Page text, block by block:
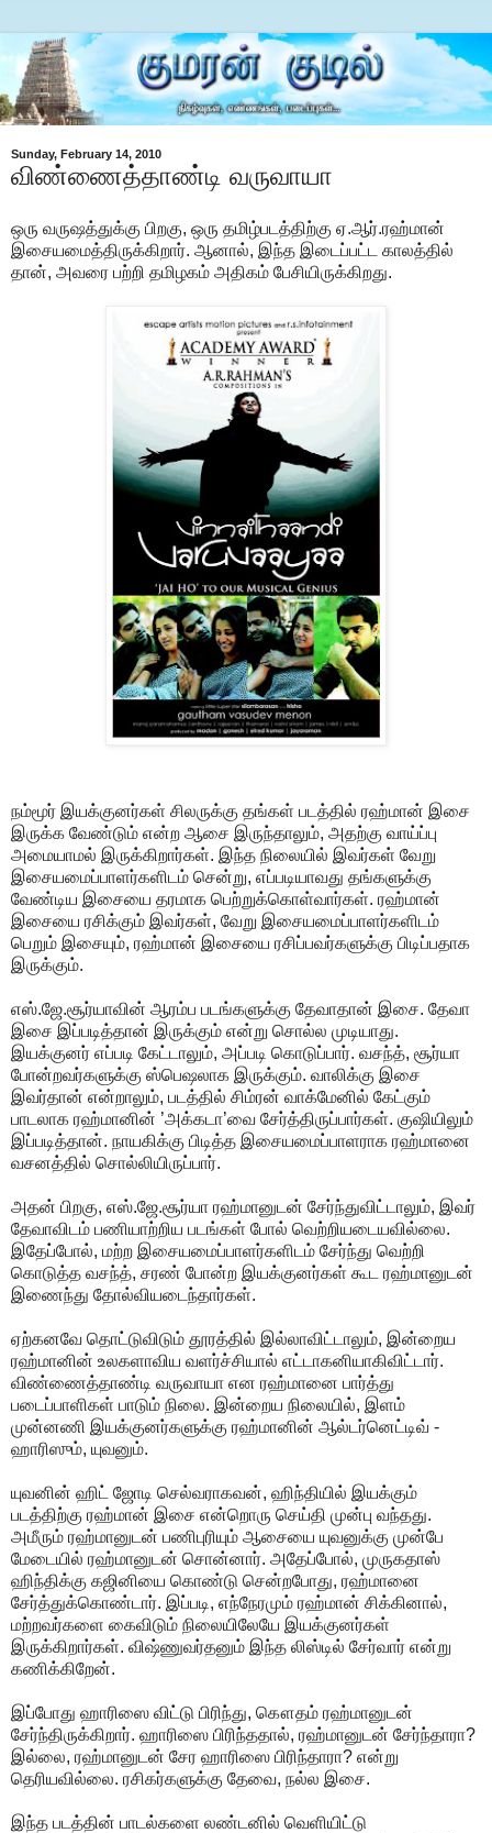
Sunday, February 14, 2010
விண்ணைத்தாண்டி வருவாயா
ஒரு வருஷத்துக்கு பிறகு, ஒரு தமிழ்படத்திற்கு ஏ.ஆர்.ரஹ்மான்
இசையமைத்திருக்கிறார். ஆனால், இந்த இடைப்பட்ட காலத்தில்
தான், அவரை பற்றி தமிழகம் அதிகம் பேசியிருக்கிறது.
நம்மூர் இயக்குனர்கள் சிலருக்கு தங்கள் படத்தில் ரஹ்மான் இசை
இருக்க வேண்டும் என்ற ஆசை இருந்தாலும், அதற்கு வாய்ப்பு
அமையாமல் இருக்கிறார்கள். இந்த நிலையில் இவர்கள் வேறு
இசையமைப்பாளர்களிடம் சென்று, எப்படியாவது தங்களுக்கு
வேண்டிய இசையை தரமாக பெற்றுக்கொள்வார்கள். ரஹ்மான்
இசையை ரசிக்கும் இவர்கள், வேறு இசையமைப்பாளர்களிடம்
பெறும் இசையும், ரஹ்மான் இசையை ரசிப்பவர்களுக்கு பிடிப்பதாக
இருக்கும்.
எஸ்.ஜே.சூர்யாவின் ஆரம்ப படங்களுக்கு தேவாதான் இசை. தேவா
இசை இப்படித்தான் இருக்கும் என்று சொல்ல முடியாது.
இயக்குனர் எப்படி கேட்டாலும், அப்படி கொடுப்பார். வசந்த், சூர்யா
போன்றவர்களுக்கு ஸ்பெஷலாக இருக்கும். வாலிக்கு இசை
இவர்தான் என்றாலும், படத்தில் சிம்ரன் வாக்மேனில் கேட்கும்
பாடலாக ரஹ்மானின் ’அக்கடா’வை சேர்த்திருப்பார்கள். குஷியிலும்
இப்படித்தான். நாயகிக்கு பிடித்த இசையமைப்பாளராக ரஹ்மானை
வசனத்தில் சொல்லியிருப்பார்.
அதன் பிறகு, எஸ்.ஜே.சூர்யா ரஹ்மானுடன் சேர்ந்துவிட்டாலும், இவர்
தேவாவிடம் பணியாற்றிய படங்கள் போல் வெற்றியடையவில்லை.
இதேப்போல், மற்ற இசையமைப்பாளர்களிடம் சேர்ந்து வெற்றி
கொடுத்த வசந்த், சரண் போன்ற இயக்குனர்கள் கூட ரஹ்மானுடன்
இணைந்து தோல்வியடைந்தார்கள்.
ஏற்கனவே தொட்டுவிடும் தூரத்தில் இல்லாவிட்டாலும், இன்றைய
ரஹ்மானின் உலகளாவிய வளர்ச்சியால் எட்டாகனியாகிவிட்டார்.
விண்ணைத்தாண்டி வருவாயா என ரஹ்மானை பார்த்து
படைப்பாளிகள் பாடும் நிலை. இன்றைய நிலையில், இளம்
முன்னணி இயக்குனர்களுக்கு ரஹ்மானின் ஆல்டர்னெட்டிவ் -
ஹாரிஸும், யுவனும்.
யுவனின் ஹிட் ஜோடி செல்வராகவன், ஹிந்தியில் இயக்கும்
படத்திற்கு ரஹ்மான் இசை என்றொரு செய்தி முன்பு வந்தது.
அமீரும் ரஹ்மானுடன் பணிபுரியும் ஆசையை யுவனுக்கு முன்பே
மேடையில் ரஹ்மானுடன் சொன்னார். அதேப்போல், முருகதாஸ்
ஹிந்திக்கு கஜினியை கொண்டு சென்றபோது, ரஹ்மானை
சேர்த்துக்கொண்டார். இப்படி, எந்நேரமும் ரஹ்மான் சிக்கினால்,
மற்றவர்களை கைவிடும் நிலையிலேயே இயக்குனர்கள்
இருக்கிறார்கள். விஷ்ணுவர்தனும் இந்த லிஸ்டில் சேர்வார் என்று
கணிக்கிறேன்.
இப்போது ஹாரிஸை விட்டு பிரிந்து, கௌதம் ரஹ்மானுடன்
சேர்ந்திருக்கிறார். ஹாரிஸை பிரிந்ததால், ரஹ்மானுடன் சேர்ந்தாரா?
இல்லை, ரஹ்மானுடன் சேர ஹாரிஸை பிரிந்தாரா? என்று
தெரியவில்லை. ரசிகர்களுக்கு தேவை, நல்ல இசை.
இந்த படத்தின் பாடல்களை லண்டனில் வெளியிட்டு